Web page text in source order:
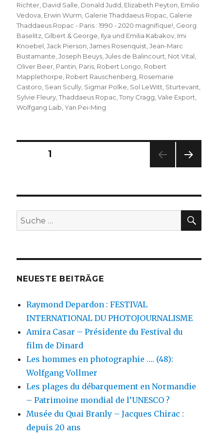
Richter David Salle Donald Judd Elizabeth Peyton Emilio
Vedova Erwin Wurm Galerie Thaddaeus Ropac Galerie
Thaddaeus Ropac - Paris : 1990 - 2020 magnifique! Georg
Baselitz Gilbert & George Ilya und Emilia Kabakov Imi
Knoebel ,Jack Pierson ,James Rosenquist ,Jean-Marc
Bustamante ,Joseph Beuys ,Jules de Balincourt Not Vital
Oliver Beer Pantin Paris Robert Longo Robert
Mapplethorpe Robert Rauschenberg Rosemarie
Castoro Sean Scully Sigmar Polke Sol LeWitt Sturtevant
Sylvie Fleury ,Thaddaeus Ropac ,Tony Cragg ,Valie Export
Wolfgang Laib ,Yan Pei-Ming
Seitennummerierung
Beiträge
SEITE1
E
Suche
nach:
NEUESTE BEITRÄGE
Raymond Depardon : FESTIVAL
INTERNATIONAL DU PHOTOJOURNALISME
Amira Casar – Présidente du Festival du
film de Dinard
Les hommes en photographie …. (48):
Wolfgang Vollmer
Les plages du débarquement en Normandie
– Patrimoine mondial de l’UNESCO ?
Musée du Quai Branly – Jacques Chirac :
depuis 20 ans